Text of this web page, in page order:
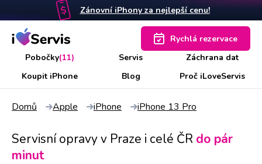
Zánovní iPhony za nejlepší cenu!
Pobočky(11) Servis
Záchrana dat
Koupit iPhone
Blog Proč iLoveServis
Rychlá rezervace
Domů Apple iPhone iPhone 13 Pro
Servisní opravy v Praze i celé ČR do pár
minut